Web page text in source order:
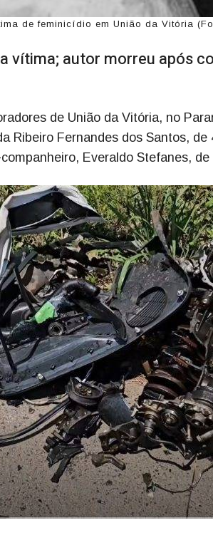
de feminicídio em União da Vitória
vítima; autor morreu após
de União da Vitória, no
Ribeiro Fernandes dos Santos,
Everaldo Stefanes, de